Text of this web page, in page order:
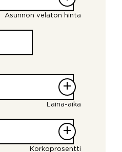
Asunnon velaton hinta
+
Laina-aika
+
Korkoprosentti